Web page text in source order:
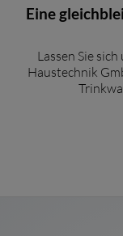
Eine
Lassen Sie
Haustechnik